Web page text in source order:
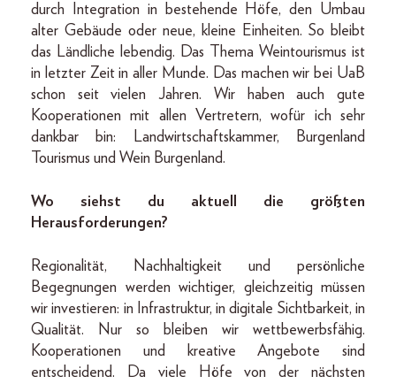
durch Integration in bestehende Höfe, den Umbau
alter Gebäude oder neue, kleine Einheiten. So bleibt
das Ländliche lebendig. Das Thema Weintourismus ist
in letzter Zeit in aller Munde. Das machen wir bei UaB
schon seit vielen Jahren. Wir haben auch gute
Kooperationen mit allen Vertretern, wofür ich sehr
dankbar bin: Landwirtschaftskammer, Burgenland
Tourismus und Wein Burgenland.
Wo siehst du aktuell die größten
Herausforderungen?
Regionalität, Nachhaltigkeit und persönliche
Begegnungen werden wichtiger, gleichzeitig müssen
wir investieren: in Infrastruktur, in digitale Sichtbarkeit, in
Qualität. Nur so bleiben wir wettbewerbsfähig.
Kooperationen und kreative Angebote sind
entscheidend. Da viele Höfe von der nächsten